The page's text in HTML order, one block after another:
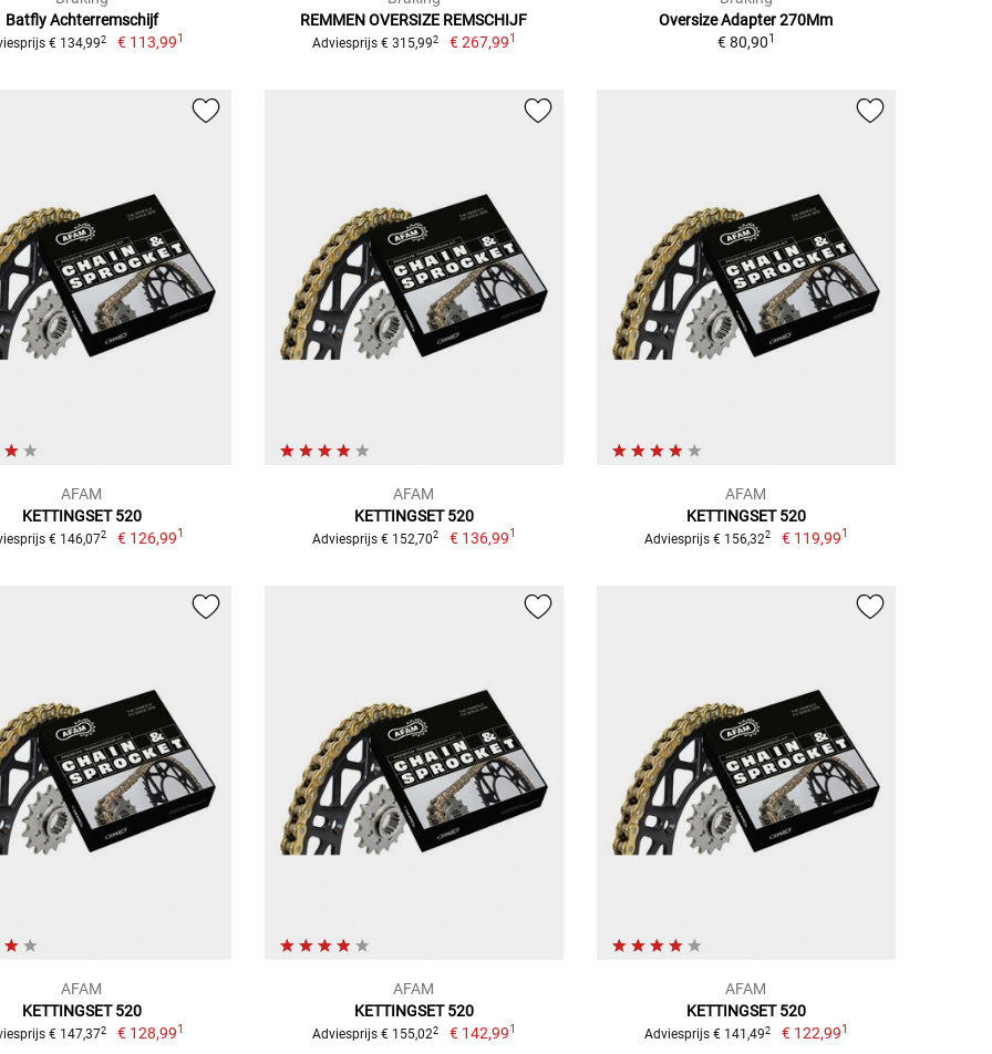
Batfly Achterremschijf
€ 134,992 € 113,991
REMMEN OVERSIZE REMSCHIJF
Adviesprijs € 315,992 € 267,991
Oversize Adapter 270Mm
€ 80,901
AFAM
KETTINGSET 520
€ 146,072 € 126,991
AFAM
KETTINGSET 520
Adviesprijs € 152,702 € 136,991
AFAM
KETTINGSET 520
Adviesprijs € 156,322 € 119,991
AFAM
KETTINGSET 520
€ 147,372 € 128,991
AFAM
KETTINGSET 520
Adviesprijs € 155,022 € 142,991
AFAM
KETTINGSET 520
Adviesprijs € 141,492 € 122,991